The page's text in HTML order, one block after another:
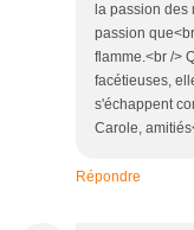
la passion des
passion
flamme.<br />
facétieuses,
s'échappent
Carole,
Répondre